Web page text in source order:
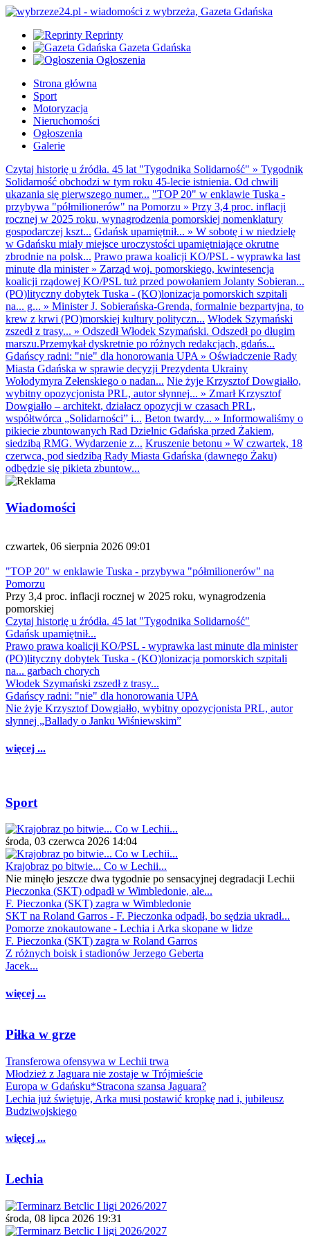
Reprinty
Gazeta Gdańska
Ogłoszenia
Strona główna
Sport
Motoryzacja
Nieruchomości
Ogłoszenia
Galerie
Czytaj historię u źródła. 45 lat "Tygodnika Solidarność" » Tygodnik
Solidarność obchodzi w tym roku 45-lecie istnienia. Od chwili
ukazania się pierwszego numer... "TOP 20" w enklawie Tuska -
przybywa "półmilionerów" na Pomorzu » Przy 3,4 proc. inflacji
rocznej w 2025 roku, wynagrodzenia pomorskiej nomenklatury
gospodarczej kszt... Gdańsk upamiętnił... » W sobotę i w niedzielę
w Gdańsku miały miejsce uroczystości upamiętniające okrutne
zbrodnie na polsk... Prawo prawa koalicji KO/PSL - wyprawka last
minute dla minister» Zarząd woj. pomorskiego, kwintesencja
koalicji rządowej KO/PSL tuż przed powołaniem Jolanty Sobieran...
(PO)lityczny dobytek Tuska - (KO)lonizacja pomorskich szpitali
na... g... » Minister J. Sobierańska-Grenda, formalnie bezpartyjna, to
krew z krwi (PO)morskiej kultury polityczn... Włodek Szymański
zszedł z trasy... » Odszedł Włodek Szymański. Odszedł po długim
marszu.Przemykał dyskretnie po różnych redakcjach, gdańs...
Gdańscy radni: "nie" dla honorowania UPA » Oświadczenie Rady
Miasta Gdańska w sprawie decyzji Prezydenta Ukrainy
Wołodymyra Zełenskiego o nadan... Nie żyje Krzysztof Dowgiałło,
wybitny opozycjonista PRL, autor słynnej... » Zmarł Krzysztof
Dowgiałło – architekt, działacz opozycji w czasach PRL,
współtwórca „Solidarności” i... Beton twardy... » Informowaliśmy o
pikiecie zbuntowanych Rad Dzielnic Gdańska przed Żakiem,
siedzibą RMG. Wydarzenie z... Kruszenie betonu » W czwartek, 18
czerwca, pod siedzibą Rady Miasta Gdańska (dawnego Żaku)
odbędzie się pikieta zbuntow...
Wiadomości
czwartek, 06 sierpnia 2026 09:01
"TOP 20" w enklawie Tuska - przybywa "półmilionerów" na
Pomorzu
Przy 3,4 proc. inflacji rocznej w 2025 roku, wynagrodzenia
pomorskiej
Czytaj historię u źródła. 45 lat "Tygodnika Solidarność"
Gdańsk upamiętnił...
Prawo prawa koalicji KO/PSL - wyprawka last minute dla minister
(PO)lityczny dobytek Tuska - (KO)lonizacja pomorskich szpitali
na... garbach chorych
Włodek Szymański zszedł z trasy...
Gdańscy radni: "nie" dla honorowania UPA
Nie żyje Krzysztof Dowgiałło, wybitny opozycjonista PRL, autor
słynnej „Ballady o Janku Wiśniewskim”
więcej ...
Sport
środa, 03 czerwca 2026 14:04
Krajobraz po bitwie... Co w Lechii...
Nie minęło jeszcze dwa tygodnie po sensacyjnej degradacji Lechii
Pieczonka (SKT) odpadł w Wimbledonie, ale...
F. Pieczonka (SKT) zagra w Wimbledonie
SKT na Roland Garros - F. Pieczonka odpadł, bo sędzia ukradł...
Pomorze znokautowane - Lechia i Arka skopane w lidze
F. Pieczonka (SKT) zagra w Roland Garros
Z różnych boisk i stadionów Jerzego Geberta
Jacek...
więcej ...
Piłka w grze
Transferowa ofensywa w Lechii trwa
Młodzież z Jaguara nie zostaje w Trójmieście
Europa w Gdańsku*Stracona szansa Jaguara?
Lechia już świętuje, Arka musi postawić kropkę nad i, jubileusz
Budziwojskiego
więcej ...
Lechia
środa, 08 lipca 2026 19:31